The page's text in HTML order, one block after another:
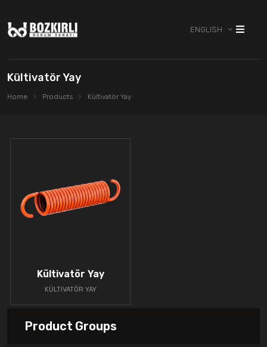
ENGLISH
Kültivatör Yay
Home Products Kültivatör Yay
Kültivatör Yay
KÜLTIVATÖR YAY
Product Groups